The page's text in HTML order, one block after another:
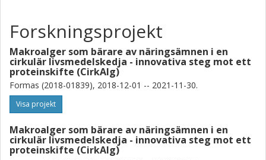
Göteborgs universitet
Alexandra Kinnby
Göteborgs universitet
Gunilla B. Toth
Göteborgs universitet
Susanna Kariluoto
Helsingin Yliopisto
Forskningsprojekt
Makroalger som bärare av näringsämnen i en
cirkulär livsmedelskedja - innovativa steg mot ett
proteinskifte (CirkAlg)
Formas (2018-01839), 2018-12-01 -- 2021-11-30.
Visa projekt
Makroalger som bärare av näringsämnen i en
cirkulär livsmedelskedja - innovativa steg mot ett
proteinskifte (CirkAlg)